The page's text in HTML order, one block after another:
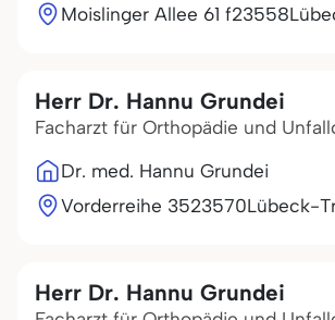
Moislinger Allee 61 f23558
Herr Dr. Hannu Grundei
Facharzt für Orthopädie und
Dr. med. Hannu Grundei
Vorderreihe 3523570Lübeck-
Herr Dr. Hannu Grundei